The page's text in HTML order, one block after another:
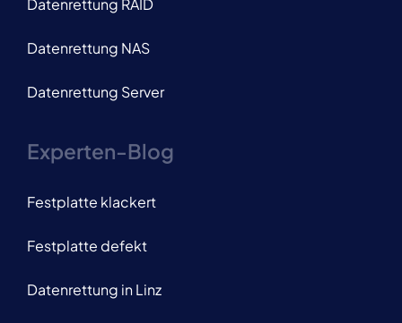
Datenrettung RAID
Datenrettung NAS
Datenrettung Server
Experten-Blog
Festplatte klackert
Festplatte defekt
Datenrettung in Linz